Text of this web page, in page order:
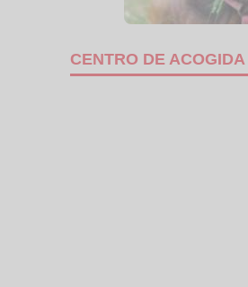
CENTRO DE ACOGIDA